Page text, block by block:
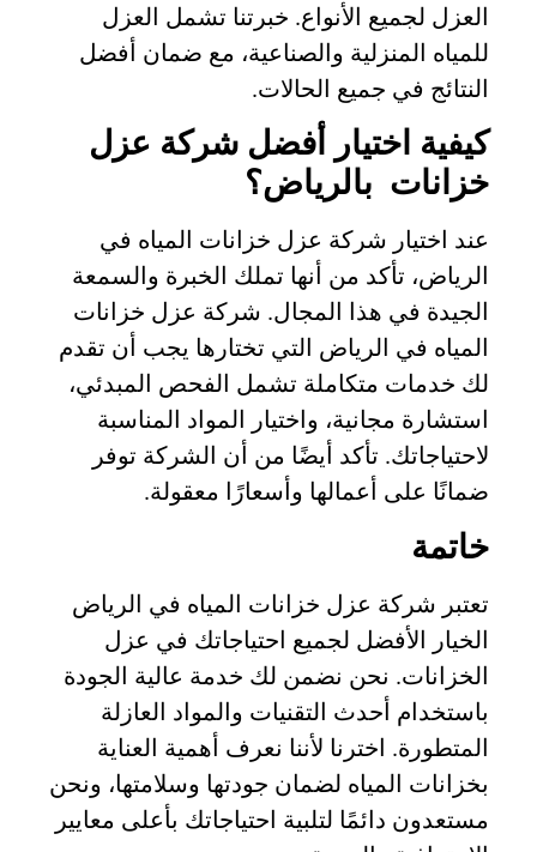
العزل لجميع الأنواع. خبرتنا تشمل العزل
للمياه المنزلية والصناعية، مع ضمان أفضل
النتائج في جميع الحالات.
كيفية اختيار أفضل شركة عزل
خزانات بالرياض؟
عند اختيار شركة عزل خزانات المياه في
الرياض، تأكد من أنها تملك الخبرة والسمعة
الجيدة في هذا المجال. شركة عزل خزانات
المياه في الرياض التي تختارها يجب أن تقدم
لك خدمات متكاملة تشمل الفحص المبدئي،
استشارة مجانية، واختيار المواد المناسبة
لاحتياجاتك. تأكد أيضًا من أن الشركة توفر
ضمانًا على أعمالها وأسعارًا معقولة.
خاتمة
تعتبر شركة عزل خزانات المياه في الرياض
الخيار الأفضل لجميع احتياجاتك في عزل
الخزانات. نحن نضمن لك خدمة عالية الجودة
باستخدام أحدث التقنيات والمواد العازلة
المتطورة. اخترنا لأننا نعرف أهمية العناية
بخزانات المياه لضمان جودتها وسلامتها، ونحن
مستعدون دائمًا لتلبية احتياجاتك بأعلى معايير